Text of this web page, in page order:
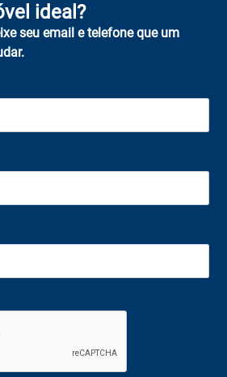
ideal?
seu email e telefone que um